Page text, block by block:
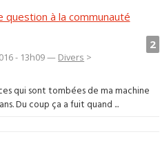
question à la communauté
2
- 13h09 — Divers >
qui sont tombées de ma machine
Du coup ça a fuit quand ...